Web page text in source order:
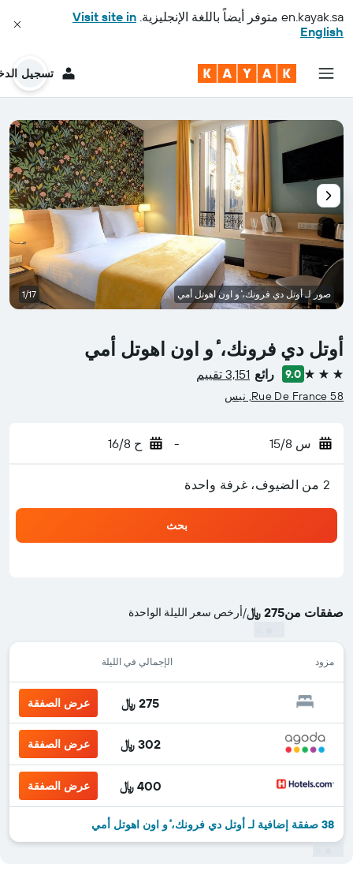
en.kayak.sa متوفر أيضاً باللغة الإنجليزية. Visit site in
English
تسجيل
أوتل دي فرونك، ٔو اون اهوتل أمي
3 نجوم 9.0 رائع 3,151 تقييم
58 Rue De France, نيس
س 15/8 - ح 16/8
2 من الضيوف، غرفة واحدة
بحث
صفقات من275 ﷼ /أرخص سعر الليلة الواحدة
مزود الإجمالي في الليلة
275 ﷼ عرض الصفقة
302 ﷼ عرض الصفقة
400 ﷼ عرض الصفقة
38 صفقة إضافية لـ أوتل دي فرونك، ٔو اون اهوتل أمي
صور لـ أوتل دي فرونك، ٔو اون اهوتل أمي 1/17